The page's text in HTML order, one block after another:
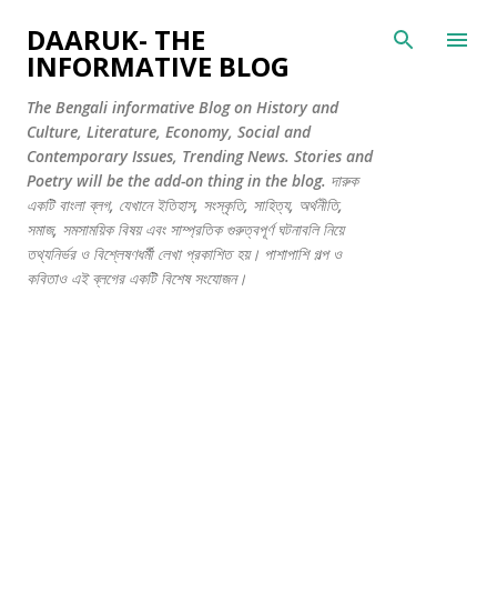
সরাসরি প্রধান সামগ্রীতে চলে যান
DAARUK- THE
INFORMATIVE BLOG
The Bengali informative Blog on History and
Culture, Literature, Economy, Social and
Contemporary Issues, Trending News. Stories and
Poetry will be the add-on thing in the blog. দারুক
একটি বাংলা ব্লগ, যেখানে ইতিহাস, সংস্কৃতি, সাহিত্য, অর্থনীতি,
সমাজ, সমসাময়িক বিষয় এবং সাম্প্রতিক গুরুত্বপূর্ণ ঘটনাবলি নিয়ে
তথ্যনির্ভর ও বিশ্লেষণধর্মী লেখা প্রকাশিত হয়। পাশাপাশি গল্প ও
কবিতাও এই ব্লগের একটি বিশেষ সংযোজন।